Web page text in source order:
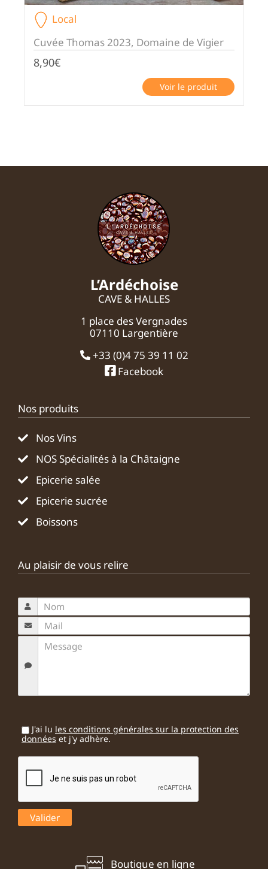
Local
Cuvée Thomas 2023, Domaine de Vigier
8,90€
Voir le produit
L’Ardéchoise
CAVE & HALLES
1 place des Vergnades
07110 Largentière
+33 (0)4 75 39 11 02
Facebook
Nos produits
Nos Vins
NOS Spécialités à la Châtaigne
Epicerie salée
Epicerie sucrée
Boissons
Au plaisir de vous relire
J'ai lu les conditions générales sur la protection des
données et j'y adhère.
Boutique en ligne